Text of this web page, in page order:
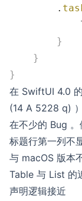
        .
        }
    }
}
在 SwiftUI 4.0
(14 A 5228 q)
在不少的 Bug 。
标题行第一列不
与 macOS 版本
Table 与 List 的
声明逻辑接近